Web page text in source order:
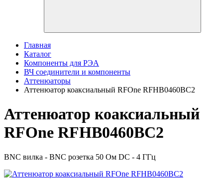
Главная
Каталог
Компоненты для РЭА
ВЧ соединители и компоненты
Аттенюаторы
Аттенюатор коаксиальный RFOne RFHB0460BC2
Аттенюатор коаксиальный
RFOne RFHB0460BC2
BNC вилка - BNC розетка 50 Ом DC - 4 ГГц